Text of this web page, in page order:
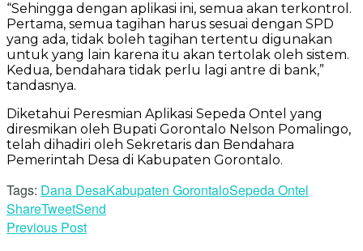
“Sehingga dengan aplikasi ini, semua akan terkontrol.
Pertama, semua tagihan harus sesuai dengan SPD
yang ada, tidak boleh tagihan tertentu digunakan
untuk yang lain karena itu akan tertolak oleh sistem.
Kedua, bendahara tidak perlu lagi antre di bank,”
tandasnya.
Diketahui Peresmian Aplikasi Sepeda Ontel yang
diresmikan oleh Bupati Gorontalo Nelson Pomalingo,
telah dihadiri oleh Sekretaris dan Bendahara
Pemerintah Desa di Kabupaten Gorontalo.
Tags: Dana DesaKabupaten GorontaloSepeda Ontel
ShareTweetSend
Previous Post